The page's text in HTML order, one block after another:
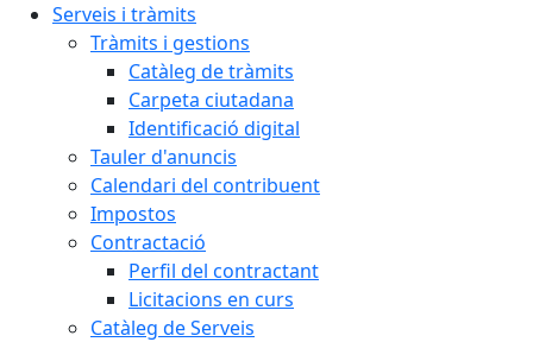
Serveis i tràmits
Tràmits i gestions
Catàleg de tràmits
Carpeta ciutadana
Identificació digital
Tauler d'anuncis
Calendari del contribuent
Impostos
Contractació
Perfil del contractant
Licitacions en curs
Catàleg de Serveis